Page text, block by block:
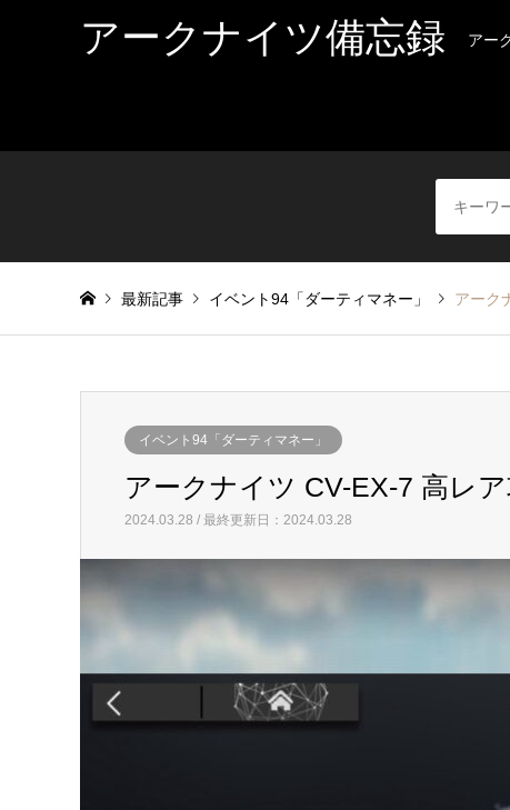
アークナイツ備忘録 アー
最新記事 イベント94「ダーティマネー」 アーク
イベント94「ダーティマネー」
アークナイツ CV-EX-7 高レア
2024.03.28 / 最終更新日：2024.03.28